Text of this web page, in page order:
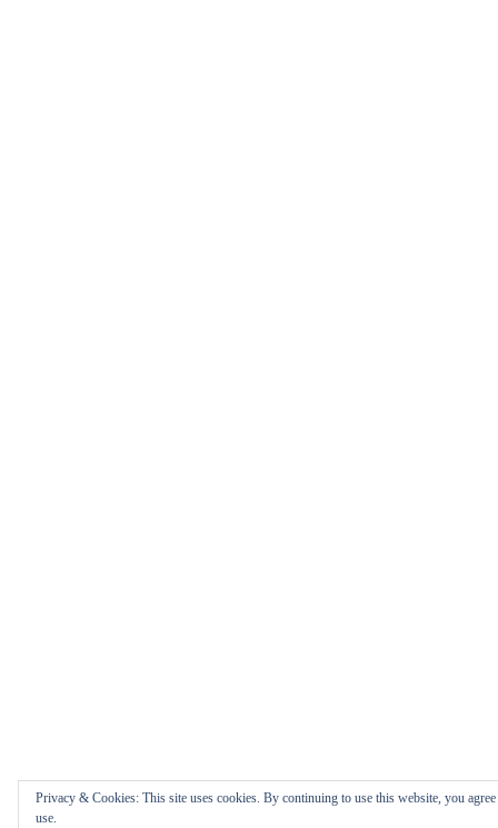
Privacy & Cookies: This site uses cookies. By continuing to use this website, you
use.